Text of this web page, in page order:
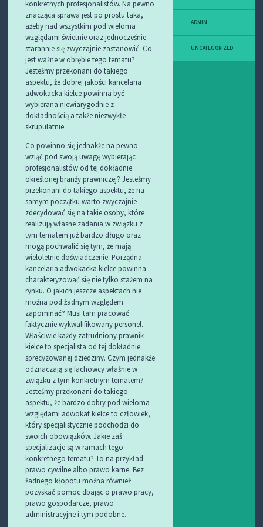
konkretnych profesjonalistów. Na pewno
znacząca sprawa jest po prostu taka,
ażeby nad wszystkim pod wieloma
względami świetnie oraz jednocześnie
starannie się zwyczajnie zastanowić. Co
jest ważne w obrębie tego tematu?
Jesteśmy przekonani do takiego
aspektu, że dobrej jakości kancelaria
adwokacka kielce powinna być
wybierana niewiarygodnie z
dokładnością a także niezwykłe
skrupulatnie.
Co powinno się jednakże na pewno
wziąć pod swoją uwagę wybierając
profesjonalistów od tej dokładnie
określonej branży prawniczej? Jesteśmy
przekonani do takiego aspektu, że na
samym początku warto zwyczajnie
zdecydować się na takie osoby, które
realizują własne zadania w związku z
tym tematem już bardzo długo oraz
mogą pochwalić się tym, że mają
wieloletnie doświadczenie. Porządna
kancelaria adwokacka kielce powinna
charakteryzować się nie tylko stażem na
rynku. O jakich jeszcze aspektach nie
można pod żadnym względem
zapominać? Musi tam pracować
faktycznie wykwalifikowany personel.
Właściwie każdy zatrudniony prawnik
kielce to specjalista od tej dokładnie
sprecyzowanej dziedziny. Czym jednakże
odznaczają się fachowcy właśnie w
związku z tym konkretnym tematem?
Jesteśmy przekonani do takiego
aspektu, że bardzo dobry pod wieloma
względami adwokat kielce to człowiek,
który specjalistycznie podchodzi do
swoich obowiązków. Jakie zaś
specjalizacje są w ramach tego
konkretnego tematu? To na przykład
prawo cywilne albo prawo karne. Bez
żadnego kłopotu można również
pozyskać pomoc dbając o prawo pracy,
prawo gospodarcze, prawo
administracyjne i tym podobne.
ADMIN
UNCATEGORIZED